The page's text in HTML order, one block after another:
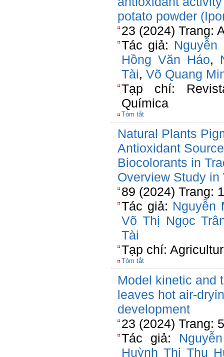
potato powder
23 (2024) Trang:
Tác giả: Nguyễn
Hồng Văn Háo,
Tài, Võ Quang
Tạp chí:
Química
Tóm tắt
Natural Plants
Antioxidant
Biocolorants in
Overview Study in
89 (2024) Trang:
Tác giả: Nguyễn
Võ Thị Ngọc
Tài
Tạp chí:
Tóm tắt
Model kinetic and
leaves hot air-
development
23 (2024) Trang:
Tác giả:
Huỳnh Thị Thu